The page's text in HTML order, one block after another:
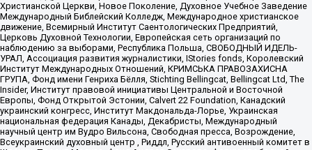
Христианской Церкви, Новое Поколение, Духовное Учебное Заведение
Международный Библейский Колледж, Международное христианское
движение, Всемирный Институт Саентологических Предприятий,
Церковь Духовной Технологии, Европейская сеть организаций по
наблюдению за выборами, Республика Польша, СВОБОДНЫЙ ИДЕЛЬ-
УРАЛ, Ассоциация развития журналистики, IStories fonds, Королевский
Институт Международных Отношений, КРИМСЬКА ПРАВОЗАХИСНА
ГРУПА, Фонд имени Генриха Бёлля, Stichting Bellingcat, Bellingcat Ltd, The
Insider, Институт правовой инициативы Центральной и Восточной
Европы, Фонд Открытой Эстонии, Calvert 22 Foundation, Канадский
украинский конгресс, Институт Макдональда-Лорье, Украинская
национальная федерация Канады, Декабристы, Международный
научный центр им Вудро Вильсона, Свободная пресса, Возрождение,
Всеукраинский духовный центр , Риддл, Русский антивоенный комитет в